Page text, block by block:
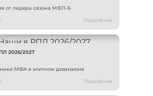
от лидера сезона МФЛ-Б
Подробнее
2026/2027
МФА в элитном дивизионе
Подробнее